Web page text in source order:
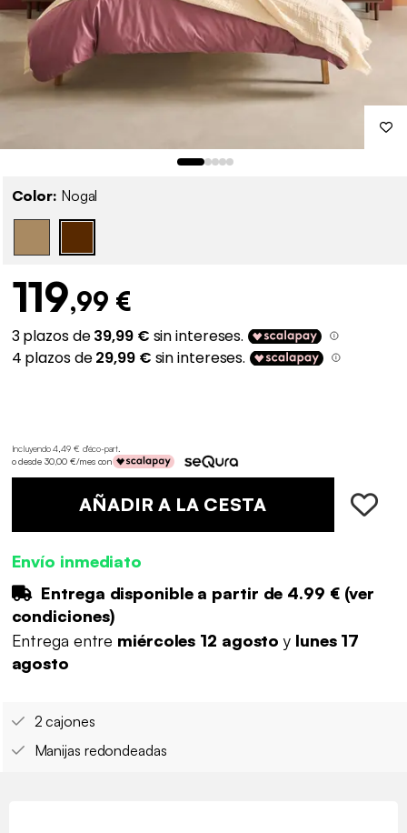
Color: Nogal
119,99 €
Incluyendo 4,49 € d'éco-part.
o desde 30,00 €/mes con
AÑADIR A LA CESTA
Envío inmediato
Entrega disponible a partir de 4.99 €(ver
condiciones)
Entrega entre miércoles 12 agostoy lunes 17
agosto
2 cajones
Manijas redondeadas